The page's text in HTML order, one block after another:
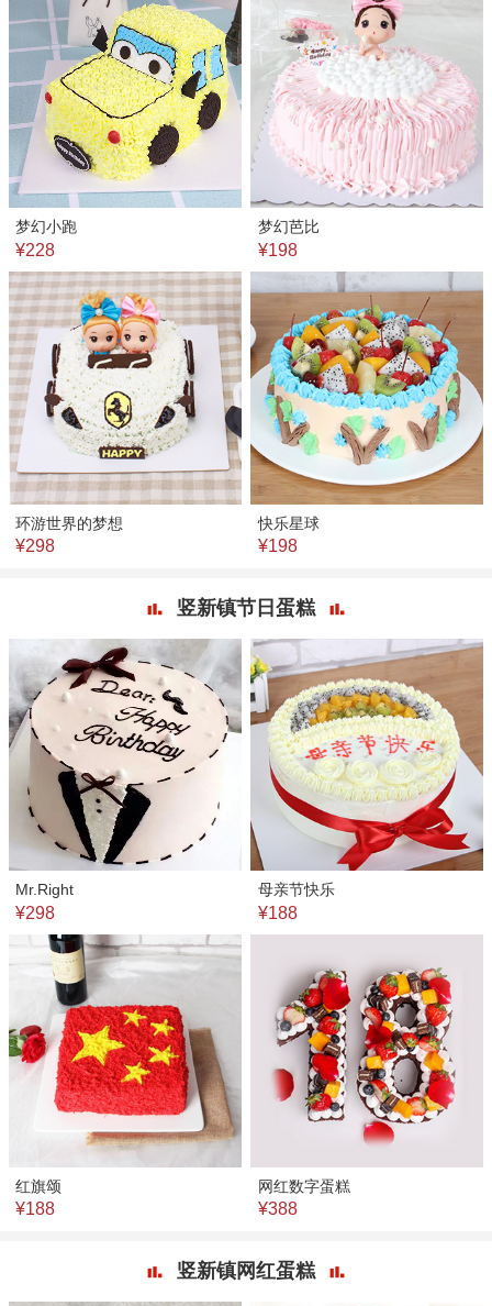
梦幻小跑
¥228
梦幻芭比
¥198
环游世界的梦想
¥298
快乐星球
¥198
竖新镇节日蛋糕
Mr.Right
¥298
母亲节快乐
¥188
红旗颂
¥188
网红数字蛋糕
¥388
竖新镇网红蛋糕